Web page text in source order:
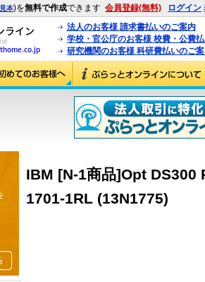
見本)を無料で作成できます 会員登録(無料) ログイン
法人のお客様 請求書払いのご案内
学校・官公庁のお客様 校費・公費
研究機関のお客様 科研費払いのご
IBM [N-1商品]Opt
1701-1RL (13N1775)